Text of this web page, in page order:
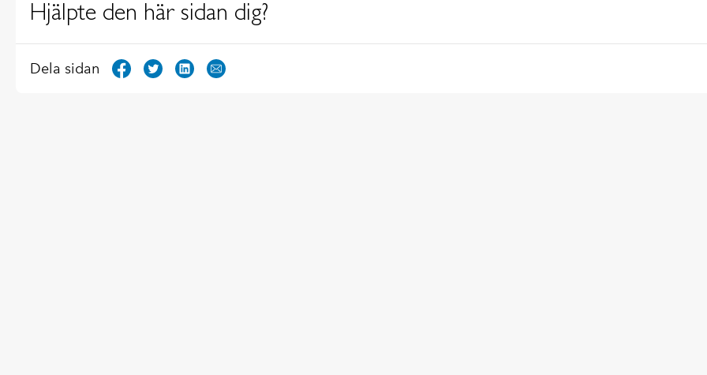
Hjälpte den här sidan dig?
Dela sidan